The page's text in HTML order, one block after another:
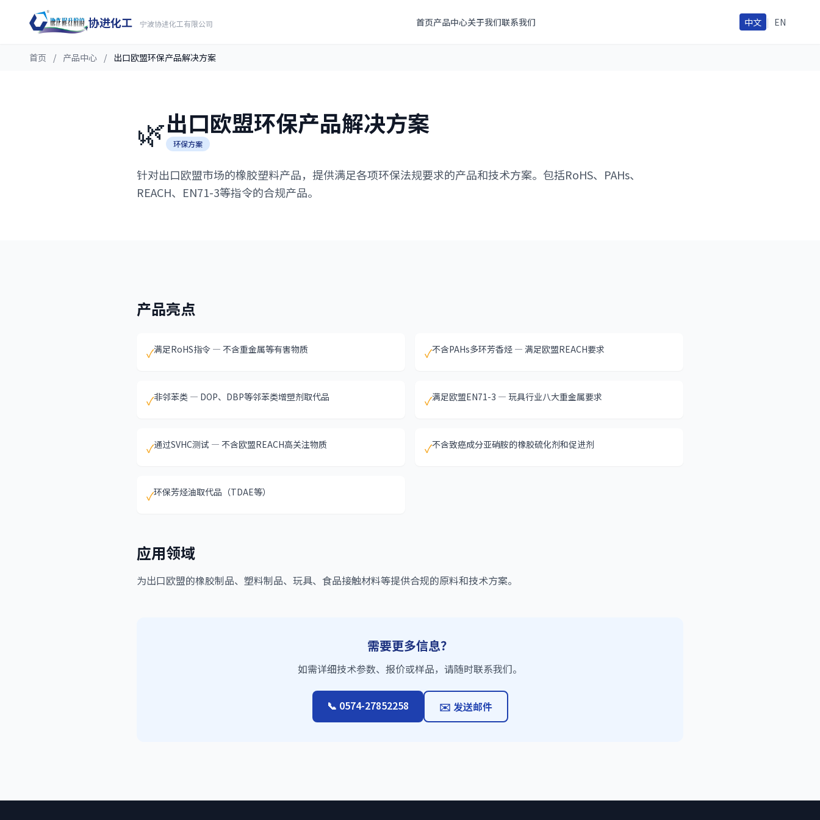
协进化工 宁波协进化工有限公司 首页产品中心关于我们联系我们 中文 | EN
首页 / 产品中心 / 出口欧盟环保产品解决方案
🌿出口欧盟环保产品解决方案
环保方案
针对出口欧盟市场的橡胶塑料产品，提供满足各项环保法规要求的产品和技术方案。包括RoHS、PAHs、
REACH、EN71-3等指令的合规产品。
产品亮点
✓满足RoHS指令 — 不含重金属等有害物质 ✓不含PAHs多环芳香烃 — 满足欧盟REACH要求
✓非邻苯类 — DOP、DBP等邻苯类增塑剂取代品 ✓满足欧盟EN71-3 — 玩具行业八大重金属要求
✓通过SVHC测试 — 不含欧盟REACH高关注物质 ✓不含致癌成分亚硝胺的橡胶硫化剂和促进剂
✓环保芳烃油取代品（TDAE等）
应用领域
为出口欧盟的橡胶制品、塑料制品、玩具、食品接触材料等提供合规的原料和技术方案。
需要更多信息？
如需详细技术参数、报价或样品，请随时联系我们。
📞 0574-27852258 ✉️ 发送邮件